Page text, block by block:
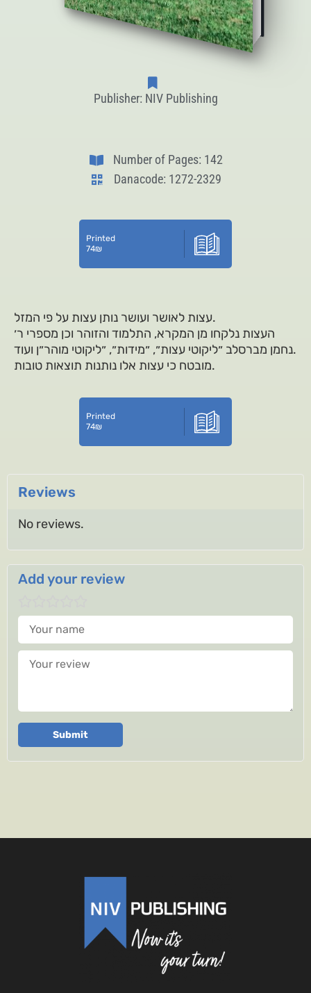
Publisher: NIV Publishing
Number of Pages: 142
Danacode: 1272-2329
Printed
74₪
עצות לאושר ועושר נותן עצות על פי המזל.
העצות נלקחו מן המקרא, התלמוד והזוהר וכן מספרי ר׳
נחמן מברסלב ״ליקוטי עצות״, ״מידות״, ״ליקוטי מוהר״ן ועוד.
מובטח כי עצות אלו נותנות תוצאות טובות.
Printed
74₪
Reviews
No reviews.
Add your review
Your name
Your review
Submit